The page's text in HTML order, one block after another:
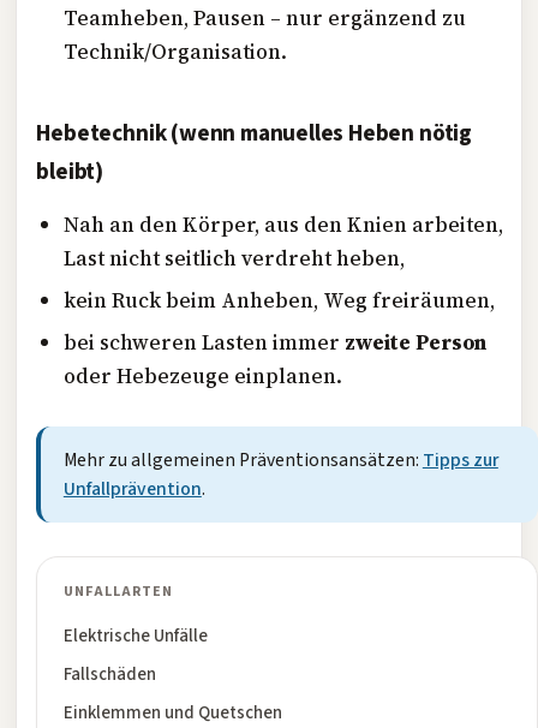
Teamheben, Pausen – nur ergänzend zu
Technik/Organisation.
Hebetechnik (wenn manuelles Heben nötig
bleibt)
Nah an den Körper, aus den Knien arbeiten,
Last nicht seitlich verdreht heben,
kein Ruck beim Anheben, Weg freiräumen,
bei schweren Lasten immer zweite Person
oder Hebezeuge einplanen.
Mehr zu allgemeinen Präventionsansätzen: Tipps zur
Unfallprävention.
UNFALLARTEN
Elektrische Unfälle
Fallschäden
Einklemmen und Quetschen